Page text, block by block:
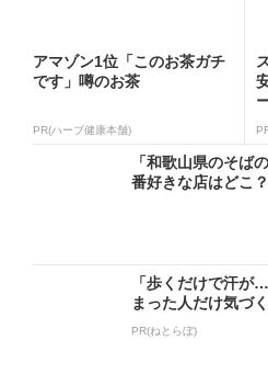
アマゾン1位「このお茶ガチ
です」噂のお茶
PR(ハーブ健康本舗)
「和歌山県のそ
番好きな店はどこ
「歩くだけで汗
まった人だけ気づ
PR(ねとらぼ)